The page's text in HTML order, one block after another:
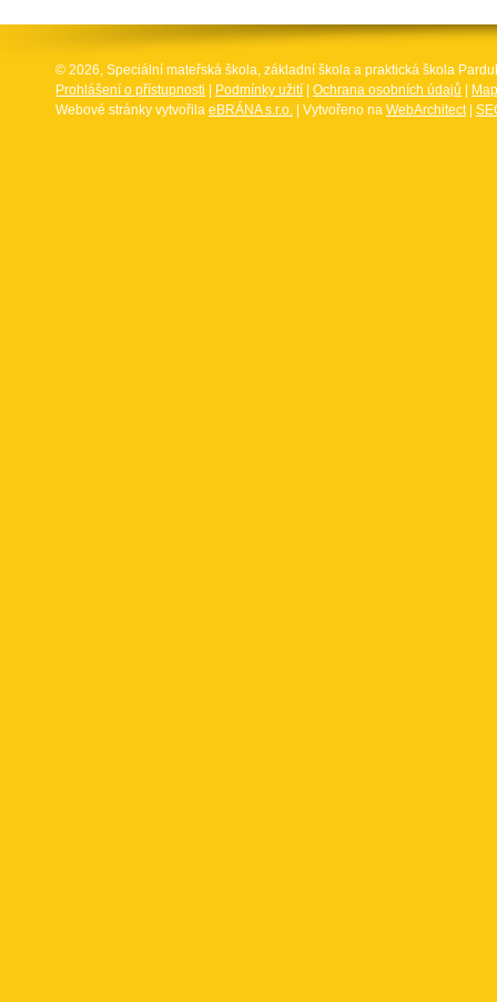
© 2026, Speciální mateřská škola, základní škola a praktická škola
Prohlášení o přístupnosti
Podmínky užití Ochrana osobních údajů
Webové stránky vytvořila eBRÁNA s.r.o. | Vytvořeno na WebArchitect|